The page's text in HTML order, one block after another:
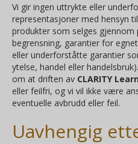
Vi gir ingen uttrykte eller
representasjoner med hensyn
produkter som selges
begrensning, garantier for
eller underforståtte garantier
ytelse, handel eller
om at driften av CLARITY
eller feilfri, og vi vil ikke være
eventuelle avbrudd eller feil.
Uavhengig